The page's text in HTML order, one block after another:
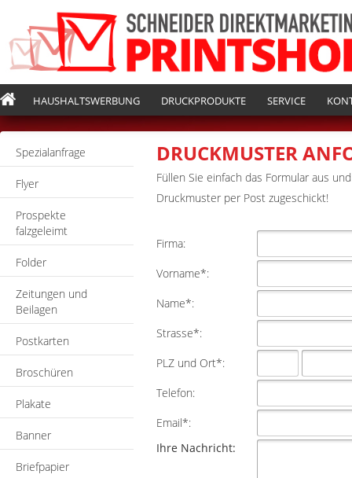
HAUSHALTSWERBUNG DRUCKPRODUKTE SERVICE
Spezialanfrage
Flyer
Prospekte
falzgeleimt
Folder
Zeitungen und
Beilagen
Postkarten
Broschüren
Plakate
Banner
Briefpapier
DRUCKMUSTER
Füllen Sie einfach das Formular aus
Druckmuster per Post zugeschickt!
Firma:
Vorname*:
Name*:
Strasse*:
PLZ und Ort*:
Telefon:
Email*:
Ihre Nachricht: